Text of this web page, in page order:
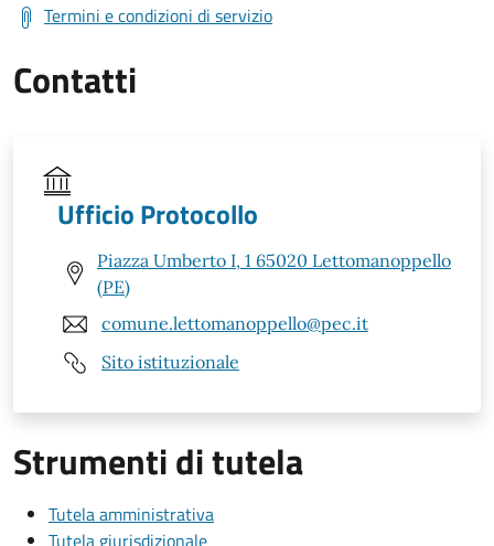
Termini e condizioni di servizio
Contatti
Ufficio Protocollo
Piazza Umberto I, 1 65020 Lettomanoppello
(PE)
comune.lettomanoppello@pec.it
Sito istituzionale
Strumenti di tutela
Tutela amministrativa
Tutela giurisdizionale